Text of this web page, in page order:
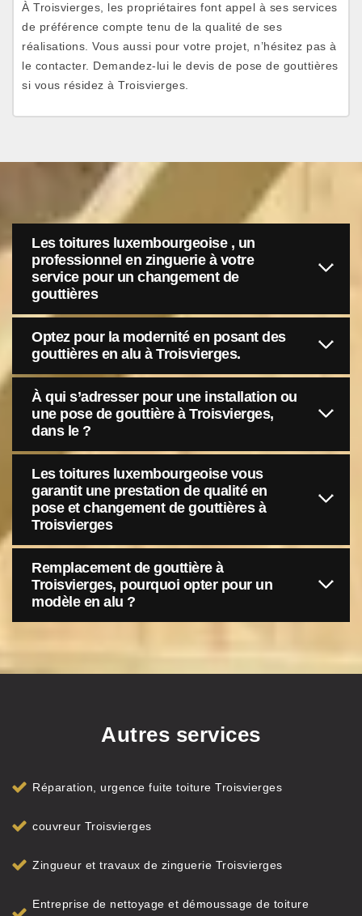
À Troisvierges, les propriétaires font appel à ses services
de préférence compte tenu de la qualité de ses
réalisations. Vous aussi pour votre projet, n’hésitez pas à
le contacter. Demandez-lui le devis de pose de gouttières
si vous résidez à Troisvierges.
Les toitures luxembourgeoise , un
professionnel en zinguerie à votre
service pour un changement de
gouttières
Optez pour la modernité en posant des
gouttières en alu à Troisvierges.
À qui s’adresser pour une installation ou
une pose de gouttière à Troisvierges,
dans le ?
Les toitures luxembourgeoise vous
garantit une prestation de qualité en
pose et changement de gouttières à
Troisvierges
Remplacement de gouttière à
Troisvierges, pourquoi opter pour un
modèle en alu ?
Autres services
Réparation, urgence fuite toiture Troisvierges
couvreur Troisvierges
Zingueur et travaux de zinguerie Troisvierges
Entreprise de nettoyage et démoussage de toiture